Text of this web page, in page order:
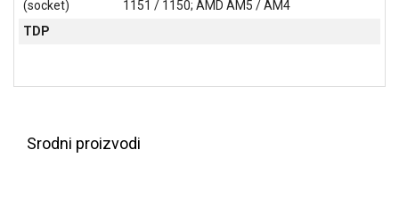
(socket)
1151 / 1150; AMD AM5 / AM4
TDP
Srodni proizvodi